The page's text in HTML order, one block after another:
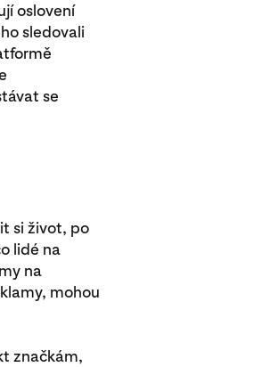
oslovení
sledovali
se
si život, po
lidé na
na
mohou
značkám,